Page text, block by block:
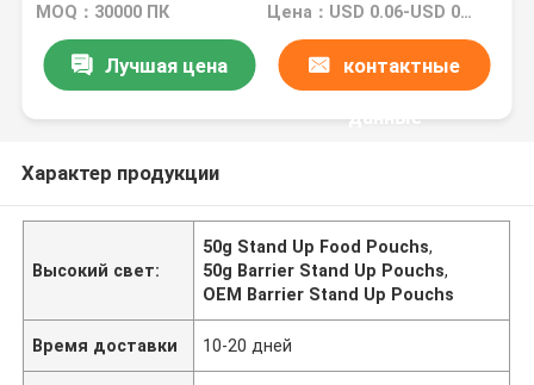
MOQ：30000 ПК Цена：USD 0.06-USD 0.15
Лучшая цена контактные
данные
Характер продукции
Высокий свет:
50g Stand Up Food Pouchs,
50g Barrier Stand Up Pouchs,
OEM Barrier Stand Up Pouchs
Время доставки 10-20 дней